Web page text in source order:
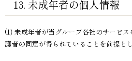
13. 未成年者の個人情報
(1) 未成年者が当グループ各社のサービ
護者の同意が得られていることを前提とし